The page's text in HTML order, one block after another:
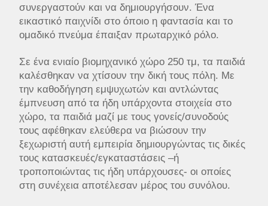
συνεργαστούν και να δημιουργήσουν. Ένα
εικαστικό παιχνίδι στο όποιο η φαντασία και το
ομαδικό πνεύμα έπαιξαν πρωταρχικό ρόλο.
Σε ένα ενιαίο βιομηχανικό χώρο 250 τμ, τα παιδιά
καλέσθηκαν να χτίσουν την δική τους πόλη. Με
την καθοδήγηση εμψυχωτών και αντλώντας
έμπνευση από τα ήδη υπάρχοντα στοιχεία στο
χώρο, τα παιδιά μαζί με τους γονείς/συνοδούς
τους αφέθηκαν ελεύθερα να βιώσουν την
ξεχωριστή αυτή εμπειρία δημιουργώντας τις δικές
τους κατασκευές/εγκαταστάσεις –ή
τροποποιώντας τις ήδη υπάρχουσες- οι οποίες
στη συνέχεια αποτέλεσαν μέρος του συνόλου.